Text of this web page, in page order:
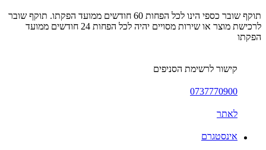
תוקף שובר כספי הינו לכל הפחות 60 חודשים ממועד הפקתו. תוקף שובר
לרכישת מוצר או שירות מסויים יהיה לכל הפחות 24 חודשים ממועד
הפקתו
קישור לרשימת הסניפים
0737770900
לאתר
אינסטגרם